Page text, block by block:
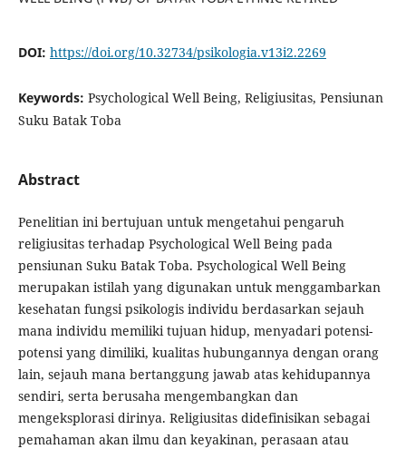
DOI: https://doi.org/10.32734/psikologia.v13i2.2269
Keywords: Psychological Well Being, Religiusitas, Pensiunan
Suku Batak Toba
Abstract
Penelitian ini bertujuan untuk mengetahui pengaruh
religiusitas terhadap Psychological Well Being pada
pensiunan Suku Batak Toba. Psychological Well Being
merupakan istilah yang digunakan untuk menggambarkan
kesehatan fungsi psikologis individu berdasarkan sejauh
mana individu memiliki tujuan hidup, menyadari potensi-
potensi yang dimiliki, kualitas hubungannya dengan orang
lain, sejauh mana bertanggung jawab atas kehidupannya
sendiri, serta berusaha mengembangkan dan
mengeksplorasi dirinya. Religiusitas didefinisikan sebagai
pemahaman akan ilmu dan keyakinan, perasaan atau